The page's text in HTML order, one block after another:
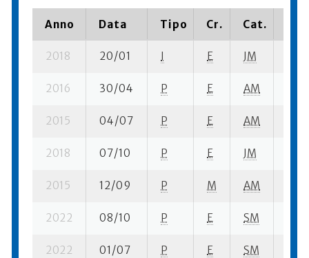
Anno Data Tipo Cr. Cat.
2018 20/01 I E JM
2016 30/04 P E AM
2015 04/07 P E AM
2018 07/10 P E JM
2015 12/09 P M AM
2022 08/10 P E SM
2022 01/07 P E SM